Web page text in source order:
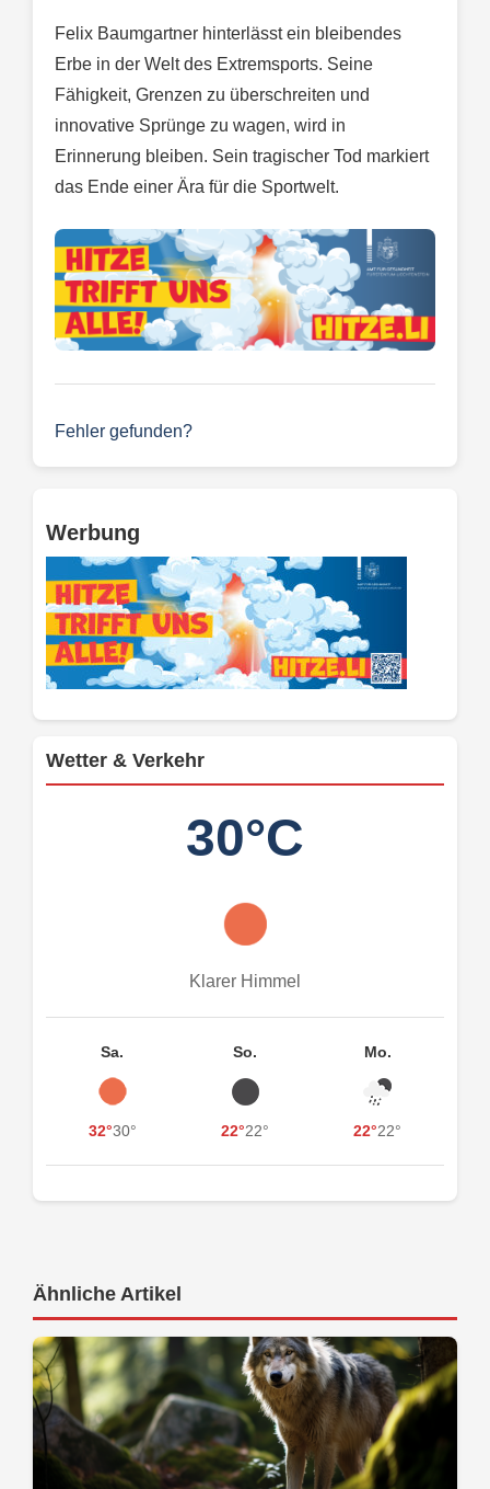
Felix Baumgartner hinterlässt ein bleibendes
Erbe in der Welt des Extremsports. Seine
Fähigkeit, Grenzen zu überschreiten und
innovative Sprünge zu wagen, wird in
Erinnerung bleiben. Sein tragischer Tod markiert
das Ende einer Ära für die Sportwelt.
Fehler gefunden?
Werbung
Wetter & Verkehr
30°C
Klarer Himmel
Sa.
32°30°
So.
22°22°
Mo.
22°22°
Ähnliche Artikel